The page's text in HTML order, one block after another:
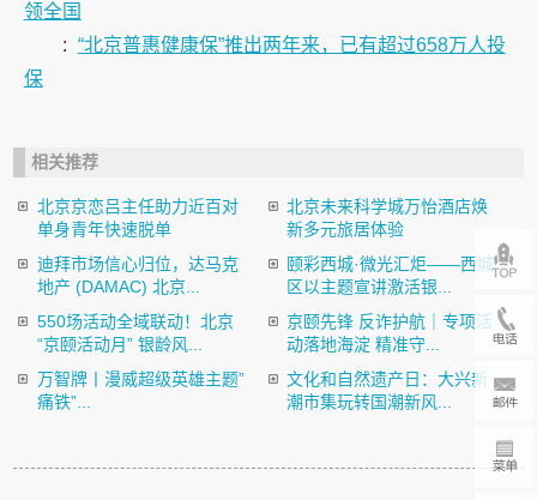
领全国
: “北京普惠健康保”推出两年来，已有超过658万人投
保
相关推荐
北京京恋吕主任助力近百对
单身青年快速脱单
北京未来科学城万怡酒店焕
新多元旅居体验
迪拜市场信心归位，达马克
地产 (DAMAC) 北京...
颐彩西城·微光汇炬——西城
区以主题宣讲激活银...
550场活动全域联动！北京
“京颐活动月” 银龄风...
京颐先锋 反诈护航｜专项活
动落地海淀 精准守...
万智牌丨漫威超级英雄主题”
痛铁”...
文化和自然遗产日：大兴新
潮市集玩转国潮新风...